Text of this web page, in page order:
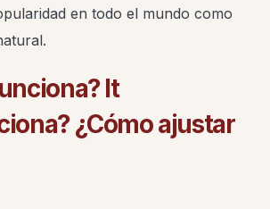
en todo el mundo como
It
¿Cómoajustar